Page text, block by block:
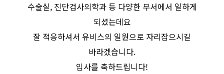
수술실, 진단검사의학과 등 다양한 부서에서 일하게
되셨는데요
잘 적응하셔서 유비스의 일원으로 자리잡으시길
바라겠습니다.
입사를 축하드립니다!